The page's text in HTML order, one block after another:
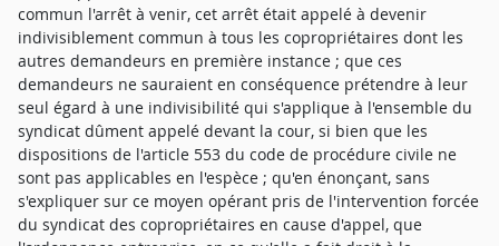
commun l'arrêt à venir, cet arrêt était appelé à devenir
indivisiblement commun à tous les copropriétaires dont les
autres demandeurs en première instance ; que ces
demandeurs ne sauraient en conséquence prétendre à leur
seul égard à une indivisibilité qui s'applique à l'ensemble du
syndicat dûment appelé devant la cour, si bien que les
dispositions de l'article 553 du code de procédure civile ne
sont pas applicables en l'espèce ; qu'en énonçant, sans
s'expliquer sur ce moyen opérant pris de l'intervention forcée
du syndicat des copropriétaires en cause d'appel, que